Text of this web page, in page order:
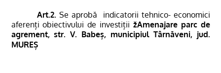
Art.2.Se aprobă
indicatorii tehnico- economici
aferenți obiectivului de investiții žAmenajare parc de
agrement, str. V. Babeș, municipiul Târnăveni, jud.
MUREȘ 